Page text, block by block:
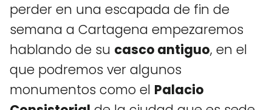
perder en una escapada de fin de
semana a Cartagena empezaremos
hablando de su casco antiguo, en el
que podremos ver algunos
monumentos como el Palacio